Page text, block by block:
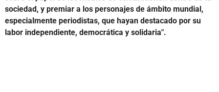
sociedad, y premiar a los personajes de ámbito mundial,
especialmente periodistas, que hayan destacado por su
labor independiente, democrática y solidaria".